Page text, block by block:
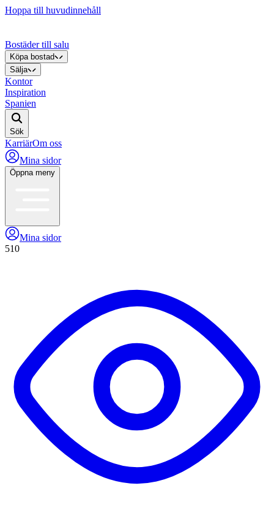
Hoppa till huvudinnehåll
Bostäder till salu
Köpa bostad
Sälja
Kontor
Inspiration
Spanien
Sök
KarriärOm oss
Mina sidor
Öppna meny
Mina sidor
510